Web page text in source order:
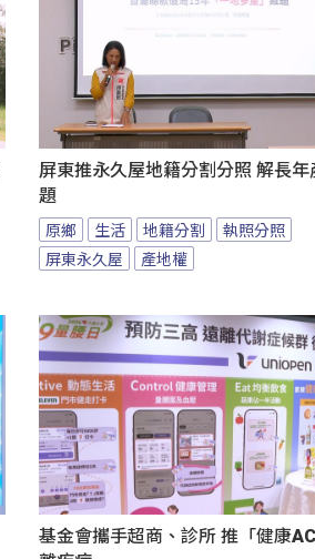
屏東推永久屋地籍分割分照 解長年
題
原鄉 生活 地籍分割
執照分照
屏東永久屋
產地權
基金會攜手超商、診所 推「健康